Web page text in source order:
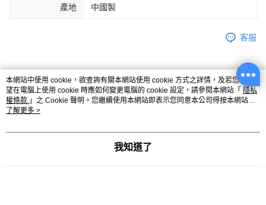
產地 中國製
客服
商品相關分類 (7) 查看全部
女裝 上衣
本網站中使用 cookie，欲查詢有關本網站使用 cookie 方式之詳情，及若您不希
望在電腦上使用 cookie 時應如何變更電腦的 cookie 設定，請參閱本網站「 隱私
權條款 」之 Cookie 聲明。您繼續使用本網站即表示您同意本公司得按本網站使
用條款之 Cookie 聲明使用 cookie。
了解更多 >
我知道了